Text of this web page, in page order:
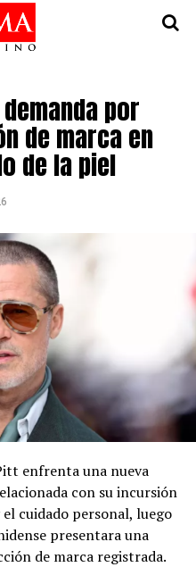
por
de marca en
de la piel
enfrenta una nueva
con su incursión
cuidado personal, luego
presentara una
de marca registrada.